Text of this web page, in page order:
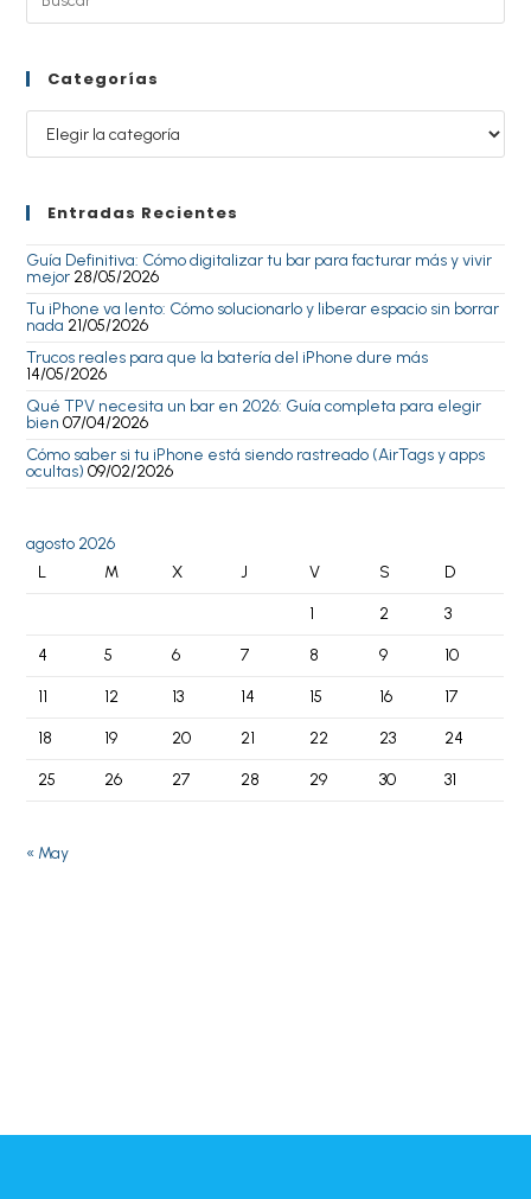
Categorías
Entradas Recientes
Guía Definitiva: Cómo digitalizar tu bar para facturar más y vivir
mejor 28/05/2026
Tu iPhone va lento: Cómo solucionarlo y liberar espacio sin borrar
nada 21/05/2026
Trucos reales para que la batería del iPhone dure más
14/05/2026
Qué TPV necesita un bar en 2026: Guía completa para elegir
bien 07/04/2026
Cómo saber si tu iPhone está siendo rastreado (AirTags y apps
ocultas) 09/02/2026
agosto 2026
L
M X J V S D
1 2 3
4 5 6 7 8 9 10
11 12 13 14 15 16 17
18 19 20 21 22 23 24
25 26 27 28 29 30 31
« May